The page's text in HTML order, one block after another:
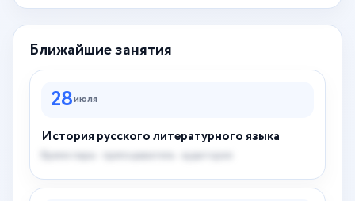
Ближайшие занятия
28июля
История русского литературного языка
Время пары · преподаватель · аудитория